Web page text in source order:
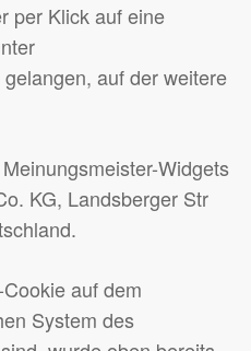
per Klick auf eine
gelangen, auf der weitere
Widgets
KG, Landsberger Str
auf dem
System des